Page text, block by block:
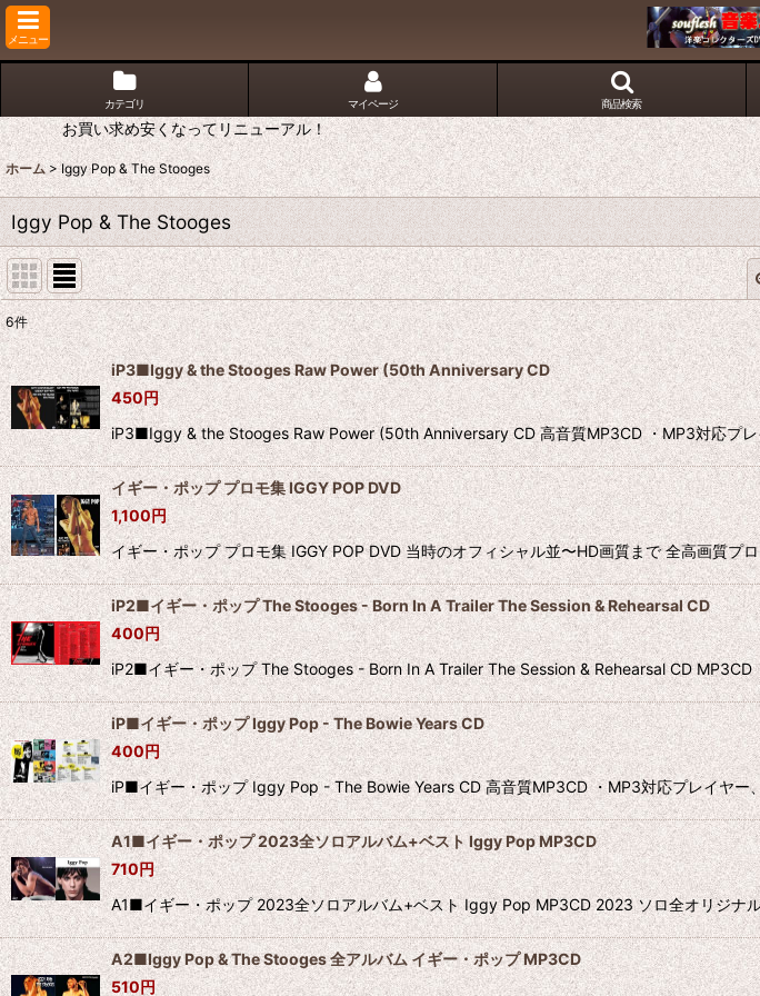
メニュー
カテゴリ マイページ 商品検索
お買い求め安くなってリニューアル！
ホーム > Iggy Pop & The Stooges
Iggy Pop & The Stooges
表示数:
並び順:
絞り
6件
iP3■Iggy & the Stooges Raw Power (50th Anniversary CD
450円
iP3■Iggy & the Stooges Raw Power (50th Anniversary CD 高音質MP3CD ・MP3対応プ
イギー・ポップ プロモ集 IGGY POP DVD
1,100円
イギー・ポップ プロモ集 IGGY POP DVD 当時のオフィシャル並〜HD画質まで 全高画質
iP2■イギー・ポップ The Stooges - Born In A Trailer The Session & Rehearsal CD
400円
iP2■イギー・ポップ The Stooges - Born In A Trailer The Session & Rehearsal CD
iP■イギー・ポップ Iggy Pop - The Bowie Years CD
400円
iP■イギー・ポップ Iggy Pop - The Bowie Years CD 高音質MP3CD ・MP3対応プレイヤ
A1■イギー・ポップ 2023全ソロアルバム+ベスト Iggy Pop MP3CD
710円
A1■イギー・ポップ 2023全ソロアルバム+ベスト Iggy Pop MP3CD 2023 ソロ全オリジナ
A2■Iggy Pop & The Stooges 全アルバム イギー・ポップ MP3CD
510円